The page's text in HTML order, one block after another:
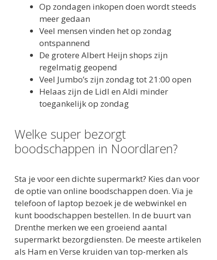
Op zondagen inkopen doen wordt steeds
meer gedaan
Veel mensen vinden het op zondag
ontspannend
De grotere Albert Heijn shops zijn
regelmatig geopend
Veel Jumbo’s zijn zondag tot 21:00 open
Helaas zijn de Lidl en Aldi minder
toegankelijk op zondag
Welke super bezorgt
boodschappen in Noordlaren?
Sta je voor een dichte supermarkt? Kies dan voor
de optie van online boodschappen doen. Via je
telefoon of laptop bezoek je de webwinkel en
kunt boodschappen bestellen. In de buurt van
Drenthe merken we een groeiend aantal
supermarkt bezorgdiensten. De meeste artikelen
als Ham en Verse kruiden van top-merken als